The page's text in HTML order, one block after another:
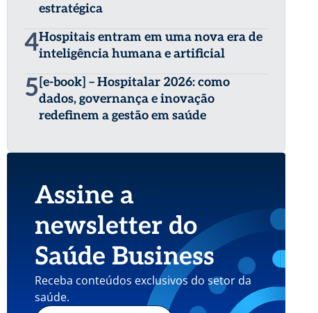
estratégica
4Hospitais entram em uma nova era de
inteligência humana e artificial
5 [e-book] – Hospitalar 2026: como
dados, governança e inovação
redefinem a gestão em saúde
Assine a
newsletter do
Saúde Business
Receba conteúdos exclusivos do setor da
saúde.